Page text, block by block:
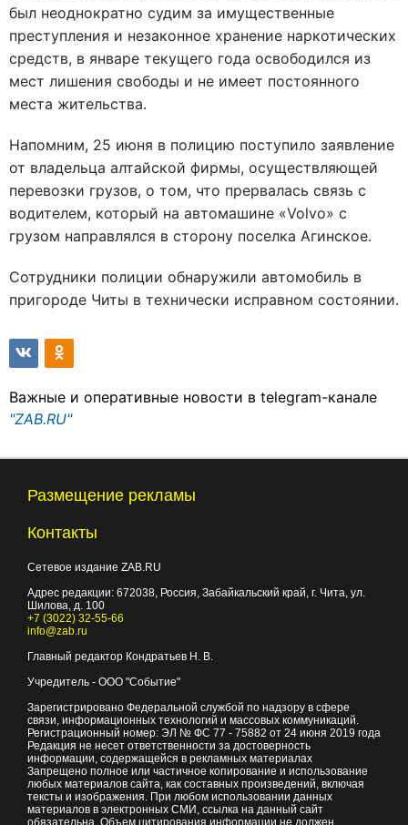
был неоднократно судим за имущественные
преступления и незаконное хранение наркотических
средств, в январе текущего года освободился из
мест лишения свободы и не имеет постоянного
места жительства.
Напомним, 25 июня в полицию поступило заявление
от владельца алтайской фирмы, осуществляющей
перевозки грузов, о том, что прервалась связь с
водителем, который на автомашине «Volvo» с
грузом направлялся в сторону поселка Агинское.
Сотрудники полиции обнаружили автомобиль в
пригороде Читы в технически исправном состоянии.
Важные и оперативные новости в telegram-канале
"ZAB.RU"
Размещение рекламы
Контакты
Сетевое издание ZAB.RU
Адрес редакции: 672038, Россия, Забайкальский край, г. Чита, ул.
Шилова, д. 100
+7 (3022) 32-55-66
info@zab.ru
Главный редактор Кондратьев Н. В.
Учредитель - ООО "Событие"
Зарегистрировано Федеральной службой по надзору в сфере
связи, информационных технологий и массовых коммуникаций.
Регистрационный номер: ЭЛ № ФС 77 - 75882 от 24 июня 2019 года
Редакция не несет ответственности за достоверность
информации, содержащейся в рекламных материалах
Запрещено полное или частичное копирование и использование
любых материалов сайта, как составных произведений, включая
тексты и изображения. При любом использовании данных
материалов в электронных СМИ, ссылка на данный сайт
обязательна. Объем цитирования информации не должен